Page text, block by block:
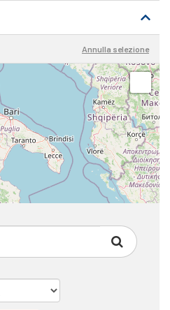
Annulla selezione